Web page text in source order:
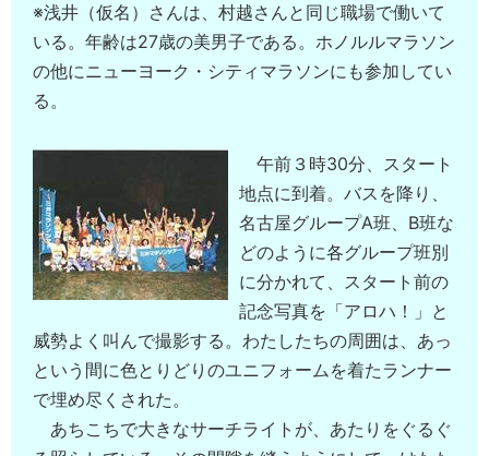
※浅井（仮名）さんは、村越さんと同じ職場で働いて
いる。年齢は27歳の美男子である。ホノルルマラソン
の他にニューヨーク・シティマラソンにも参加してい
る。
午前３時30分、スタート
地点に到着。バスを降り、
名古屋グループA班、B班な
どのように各グループ班別
に分かれて、スタート前の
記念写真を「アロハ！」と
威勢よく叫んで撮影する。わたしたちの周囲は、あっ
という間に色とりどりのユニフォームを着たランナー
で埋め尽くされた。
あちこちで大きなサーチライトが、あたりをぐるぐ